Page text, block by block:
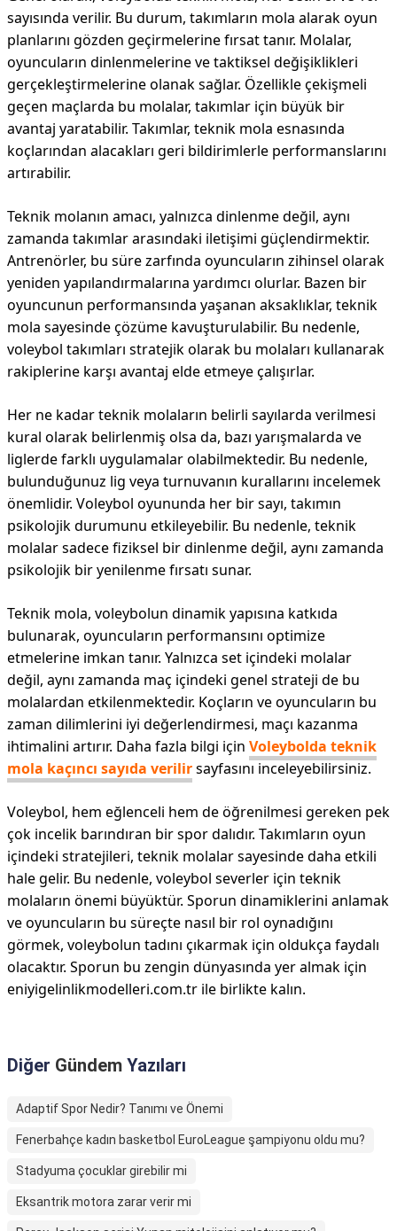
sayısında verilir. Bu durum, takımların mola alarak oyun
planlarını gözden geçirmelerine fırsat tanır. Molalar,
oyuncuların dinlenmelerine ve taktiksel değişiklikleri
gerçekleştirmelerine olanak sağlar. Özellikle çekişmeli
geçen maçlarda bu molalar, takımlar için büyük bir
avantaj yaratabilir. Takımlar, teknik mola esnasında
koçlarından alacakları geri bildirimlerle performanslarını
artırabilir.
Teknik molanın amacı, yalnızca dinlenme değil, aynı
zamanda takımlar arasındaki iletişimi güçlendirmektir.
Antrenörler, bu süre zarfında oyuncuların zihinsel olarak
yeniden yapılandırmalarına yardımcı olurlar. Bazen bir
oyuncunun performansında yaşanan aksaklıklar, teknik
mola sayesinde çözüme kavuşturulabilir. Bu nedenle,
voleybol takımları stratejik olarak bu molaları kullanarak
rakiplerine karşı avantaj elde etmeye çalışırlar.
Her ne kadar teknik molaların belirli sayılarda verilmesi
kural olarak belirlenmiş olsa da, bazı yarışmalarda ve
liglerde farklı uygulamalar olabilmektedir. Bu nedenle,
bulunduğunuz lig veya turnuvanın kurallarını incelemek
önemlidir. Voleybol oyununda her bir sayı, takımın
psikolojik durumunu etkileyebilir. Bu nedenle, teknik
molalar sadece fiziksel bir dinlenme değil, aynı zamanda
psikolojik bir yenilenme fırsatı sunar.
Teknik mola, voleybolun dinamik yapısına katkıda
bulunarak, oyuncuların performansını optimize
etmelerine imkan tanır. Yalnızca set içindeki molalar
değil, aynı zamanda maç içindeki genel strateji de bu
molalardan etkilenmektedir. Koçların ve oyuncuların bu
zaman dilimlerini iyi değerlendirmesi, maçı kazanma
ihtimalini artırır. Daha fazla bilgi için Voleybolda teknik
mola kaçıncı sayıda verilirsayfasını inceleyebilirsiniz.
Voleybol, hem eğlenceli hem de öğrenilmesi gereken pek
çok incelik barındıran bir spor dalıdır. Takımların oyun
içindeki stratejileri, teknik molalar sayesinde daha etkili
hale gelir. Bu nedenle, voleybol severler için teknik
molaların önemi büyüktür. Sporun dinamiklerini anlamak
ve oyuncuların bu süreçte nasıl bir rol oynadığını
görmek, voleybolun tadını çıkarmak için oldukça faydalı
olacaktır. Sporun bu zengin dünyasında yer almak için
eniyigelinlikmodelleri.com.tr ile birlikte kalın.
Diğer Gündem Yazıları
Adaptif Spor Nedir? Tanımı ve Önemi
Fenerbahçe kadın basketbol EuroLeague şampiyonu oldu mu?
Stadyuma çocuklar girebilir mi
Eksantrik motora zarar verir mi